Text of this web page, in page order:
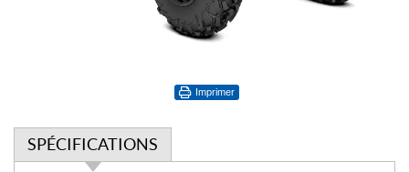
Imprimer
SPÉCIFICATIONS